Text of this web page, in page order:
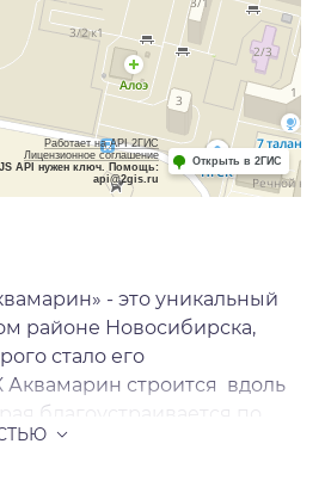
Работает на API 2ГИС
Лицензионное соглашение
API нужен ключ. Помощь:
api@2gis.ru
Открыть в 2ГИС
- это уникальный
районе Новосибирска,
стало его
строится вдоль
благоустраивается по
в зону для